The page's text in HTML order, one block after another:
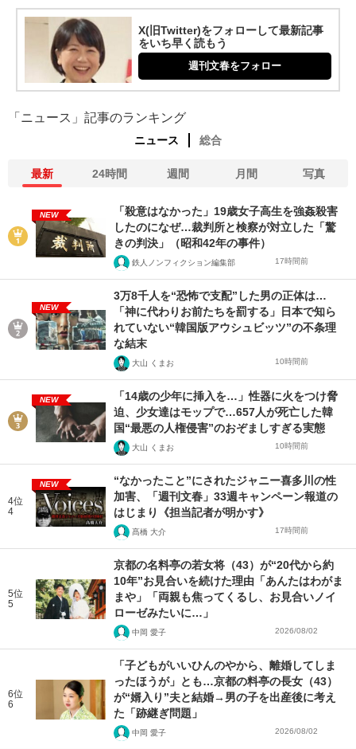
X(旧Twitter)をフォローして最新記事
をいち早く読もう
週刊文春をフォロー
「ニュース」記事のランキング
ニュース 総合
最新 24時間 週間 月間 写真
NEW
「殺意はなかった」19歳女子高生を強姦殺害
したのになぜ…裁判所と検察が対立した「驚
きの判決」（昭和42年の事件）
鉄人ノンフィクション編集部 17時間前
NEW
3万8千人を“恐怖で支配”した男の正体は…
「神に代わりお前たちを罰する」日本で知ら
れていない“韓国版アウシュビッツ”の不条理
な結末
大山 くまお 10時間前
NEW
「14歳の少年に挿入を…」性器に火をつけ脅
迫、少女達はモップで…657人が死亡した韓
国“最悪の人権侵害”のおぞましすぎる実態
大山 くまお 10時間前
4位
4
NEW
“なかったこと”にされたジャニー喜多川の性
加害、「週刊文春」33週キャンペーン報道の
はじまり《担当記者が明かす》
髙橋 大介 17時間前
5位
5
京都の名料亭の若女将（43）が“20代から約
10年”お見合いを続けた理由「あんたはわがま
まや」「両親も焦ってくるし、お見合いノイ
ローゼみたいに…」
中岡 愛子 2026/08/02
6位
6
「子どもがいいひんのやから、離婚してしま
ったほうが」とも…京都の料亭の長女（43）
が“婿入り”夫と結婚→男の子を出産後に考え
た「跡継ぎ問題」
中岡 愛子 2026/08/02